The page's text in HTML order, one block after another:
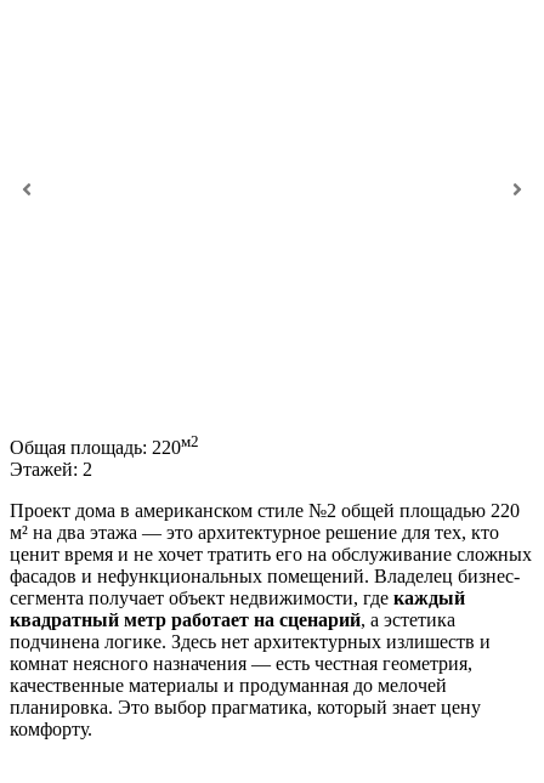
Общая площадь: 220м2
Этажей: 2
Проект дома в американском стиле №2 общей площадью 220
м² на два этажа — это архитектурное решение для тех, кто
ценит время и не хочет тратить его на обслуживание сложных
фасадов и нефункциональных помещений. Владелец бизнес-
сегмента получает объект недвижимости, где каждый
квадратный метр работает на сценарий, а эстетика
подчинена логике. Здесь нет архитектурных излишеств и
комнат неясного назначения — есть честная геометрия,
качественные материалы и продуманная до мелочей
планировка. Это выбор прагматика, который знает цену
комфорту.